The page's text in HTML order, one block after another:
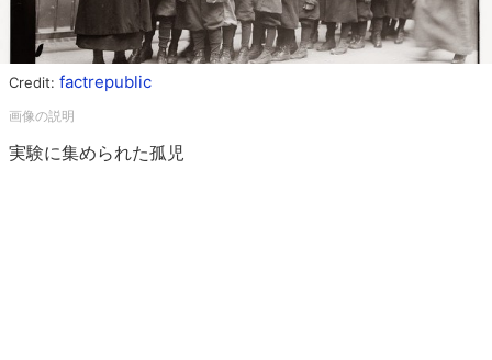
Credit: factrepublic
実験に集められた孤児